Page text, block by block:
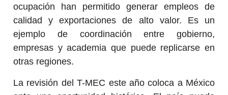
ocupación han permitido generar empleos de
calidad y exportaciones de alto valor. Es un
ejemplo de coordinación entre gobierno,
empresas y academia que puede replicarse en
otras regiones.
La revisión del T-MEC este año coloca a México